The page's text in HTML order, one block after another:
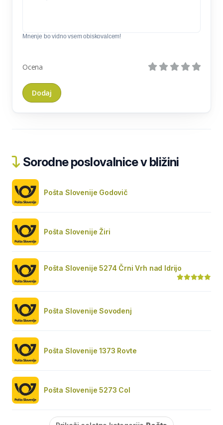
Mnenje bo vidno vsem obiskovalcem!
Ocena
Sorodne poslovalnice v bližini
Pošta Slovenije Godovič
Pošta Slovenije Žiri
Pošta Slovenije 5274 Črni Vrh nad Idrijo
Pošta Slovenije Sovodenj
Pošta Slovenije 1373 Rovte
Pošta Slovenije 5273 Col